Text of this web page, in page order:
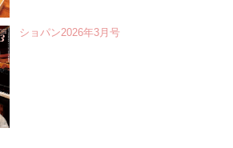
ショパン2026年3月号